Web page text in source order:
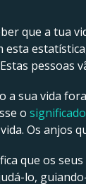
que a tua
esta
pessoas
a sua vida
o
Os anjos
que os
lo,